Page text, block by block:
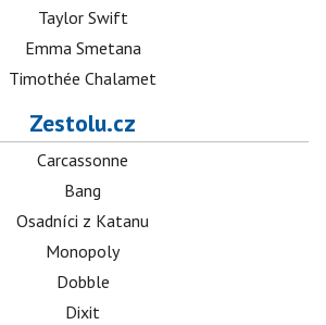
Taylor Swift
Emma Smetana
Timothée Chalamet
Zestolu.cz
Carcassonne
Bang
Osadníci z Katanu
Monopoly
Dobble
Dixit